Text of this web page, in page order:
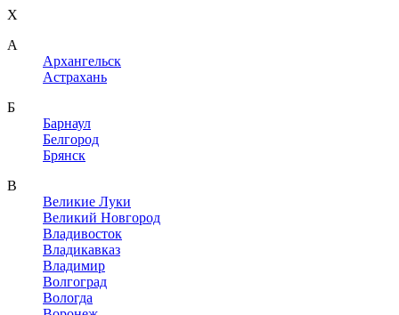
X
A
Архангельск
Астрахань
Б
Барнаул
Белгород
Брянск
В
Великие Луки
Великий Новгород
Владивосток
Владикавказ
Владимир
Волгоград
Вологда